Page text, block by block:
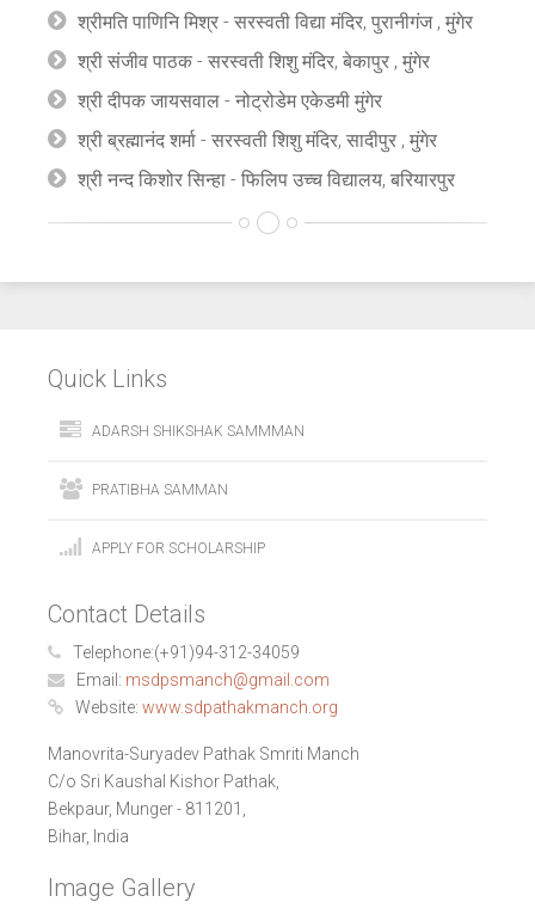
श्रीमति पाणिनि मिश्र - सरस्वती विद्या मंदिर, पुरानीगंज , मुंगेर
श्री संजीव पाठक - सरस्वती शिशु मंदिर, बेकापुर , मुंगेर
श्री दीपक जायसवाल - नोट्रोडेम एकेडमी मुंगेर
श्री ब्रह्मानंद शर्मा - सरस्वती शिशु मंदिर, सादीपुर , मुंगेर
श्री नन्द किशोर सिन्हा - फिलिप उच्च विद्यालय, बरियारपुर
Quick Links
ADARSH SHIKSHAK SAMMMAN
PRATIBHA SAMMAN
APPLY FOR SCHOLARSHIP
Contact Details
Telephone:(+91)94-312-34059
Email: msdpsmanch@gmail.com
Website: www.sdpathakmanch.org
Manovrita-Suryadev Pathak Smriti Manch
C/o Sri Kaushal Kishor Pathak,
Bekpaur, Munger - 811201,
Bihar, India
Image Gallery